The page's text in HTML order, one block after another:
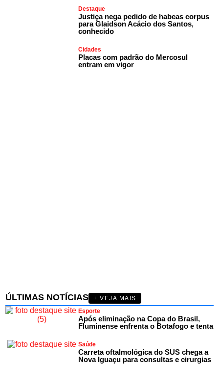
Destaque
Justiça nega pedido de habeas corpus
para Glaidson Acácio dos Santos,
conhecido
Cidades
Placas com padrão do Mercosul
entram em vigor
ÚLTIMAS NOTÍCIAS
+ VEJA MAIS
Esporte
Após eliminação na Copa do Brasil,
Fluminense enfrenta o Botafogo e tenta
Saúde
Carreta oftalmológica do SUS chega a
Nova Iguaçu para consultas e cirurgias